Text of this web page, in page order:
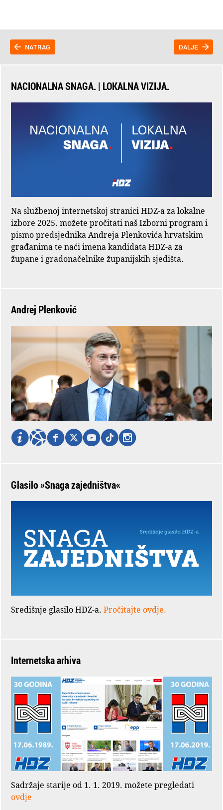
NATRAG DALJE
NACIONALNA SNAGA. | LOKALNA VIZIJA.
Na službenoj internetskoj stranici HDZ-a za lokalne
izbore 2025. možete pročitati naš Izborni program i
pismo predsjednika Andreja Plenkovića hrvatskim
građanima te naći imena kandidata HDZ-a za
župane i gradonačelnike županijskih sjedišta.
Andrej Plenković
Glasilo »Snaga zajedništva«
Središnje glasilo HDZ-a. Pročitajte ovdje.
Internetska arhiva
Sadržaje starije od 1. 1. 2019. možete pregledati
ovdje